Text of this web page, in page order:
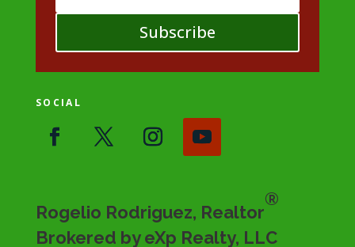
Subscribe
SOCIAL
Rogelio Rodriguez, Realtor
®
Brokered by eXp Realty, LLC